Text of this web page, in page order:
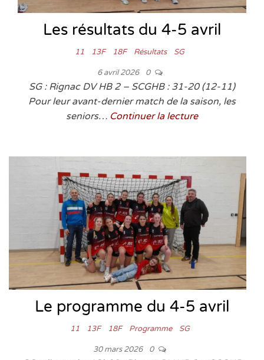
Les résultats du 4-5 avril
11 13F 18F Résultats SG
6 avril 2026 0
SG : Rignac DV HB 2 – SCGHB : 31-20 (12-11)
Pour leur avant-dernier match de la saison, les
seniors… Continuer la lecture
Le programme du 4-5 avril
11 13F 18F Programme SG
30 mars 2026 0